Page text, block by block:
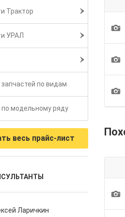
Трактор
УРАЛ
запчастей по видам
по модельному ряду
весь прайс-лист
Ларичкин
1
1
1
1